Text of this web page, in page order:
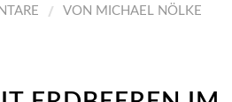
/ VON MICHAEL NÖLKE